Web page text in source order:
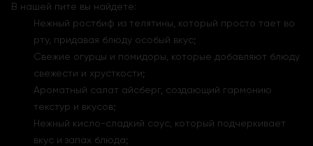
В нашей пите вы найдете:
Нежный ростбиф из телятины, который просто тает во
рту, придавая блюду особый вкус;
Свежие огурцы и помидоры, которые добавляют блюду
свежести и хрусткости;
Ароматный салат айсберг, создающий гармонию
текстур и вкусов;
Нежный кисло-сладкий соус, который подчеркивает
вкус и запах блюда;